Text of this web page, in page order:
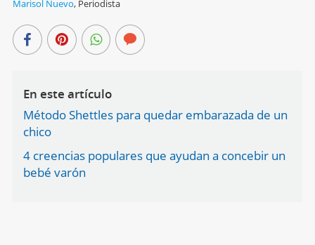
Marisol Nuevo, Periodista
En este artículo
Método Shettles para quedar embarazada de un
chico
4 creencias populares que ayudan a concebir un
bebé varón